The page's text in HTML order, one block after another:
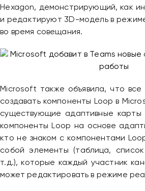
Hexagon, демонстрирующий, как
и редактируют 3D-модель в
во время совещания.
Microsoft также объявила, что все
создавать компоненты Loop в
существующие адаптивные карты
компоненты Loop на основе
кто не знаком с компонентами
собой элементы (таблица,
т.д.), которые каждый участник
может редактировать в режиме